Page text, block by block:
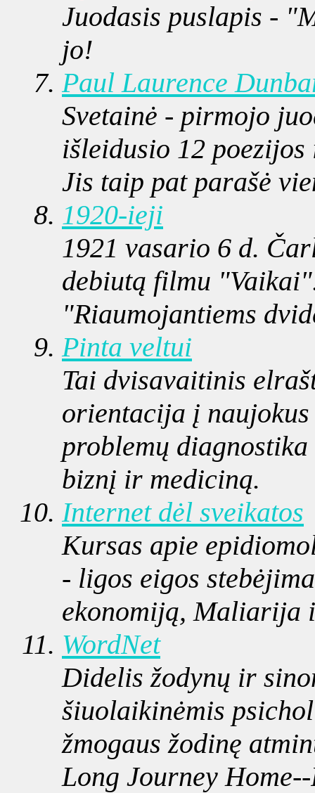
Juodasis puslapis -
jo!
Paul Laurence
Svetainė - pirmojo
išleidusio 12
Jis taip pat parašė
1920-ieji
1921 vasario 6 d.
debiutą filmu
"Riaumojantiems
Pinta veltui
Tai dvisavaitinis
orientacija į
problemų
biznį ir mediciną.
Internet dėl sveikatos
Kursas apie
- ligos eigos
ekonomiją, Maliarija
WordNet
Didelis žodynų ir
šiuolaikinėmis
žmogaus žodinę
Long Journey